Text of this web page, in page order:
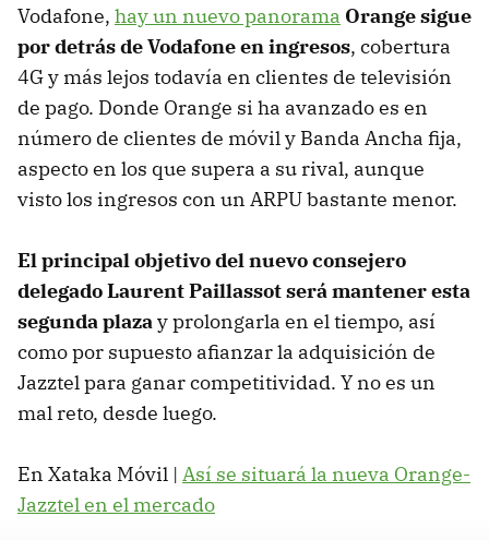
Vodafone, hay un nuevo panorama Orange sigue
por detrás de Vodafone en ingresos, cobertura
4G y más lejos todavía en clientes de televisión
de pago. Donde Orange si ha avanzado es en
número de clientes de móvil y Banda Ancha fija,
aspecto en los que supera a su rival, aunque
visto los ingresos con un ARPU bastante menor.
El principal objetivo del nuevo consejero
delegado Laurent Paillassot será mantener esta
segunda plazay prolongarla en el tiempo, así
como por supuesto afianzar la adquisición de
Jazztel para ganar competitividad. Y no es un
mal reto, desde luego.
En Xataka Móvil | Así se situará la nueva Orange-
Jazztel en el mercado